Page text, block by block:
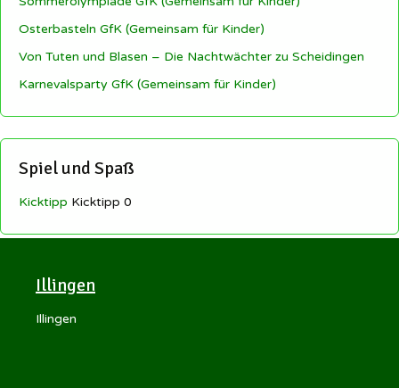
Osterbasteln GfK (Gemeinsam für Kinder)
Von Tuten und Blasen – Die Nachtwächter zu Scheidingen
Karnevalsparty GfK (Gemeinsam für Kinder)
Spiel und Spaß
Kicktipp Kicktipp 0
Illingen
Illingen